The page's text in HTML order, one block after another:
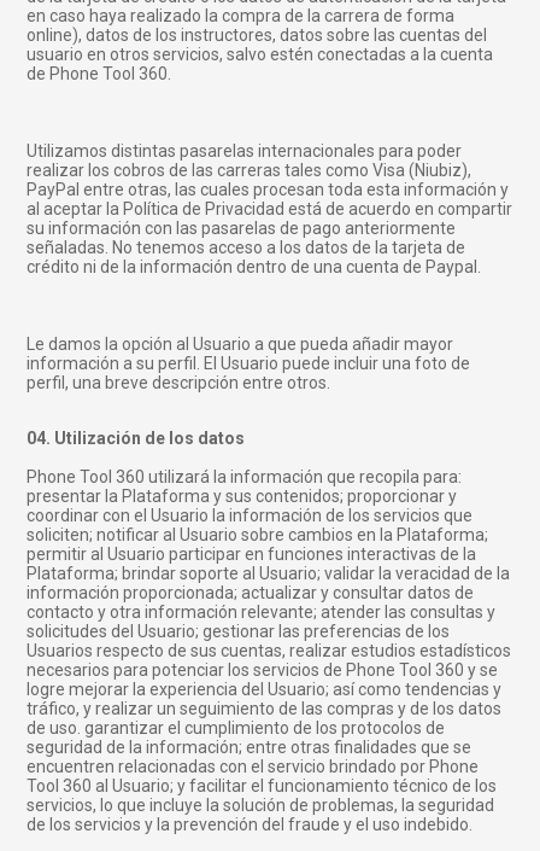
en caso haya realizado la compra de la carrera de forma
online), datos de los instructores, datos sobre las cuentas del
usuario en otros servicios, salvo estén conectadas a la cuenta
de Phone Tool 360.
Utilizamos distintas pasarelas internacionales para poder
realizar los cobros de las carreras tales como Visa (Niubiz),
PayPal entre otras, las cuales procesan toda esta información y
al aceptar la Política de Privacidad está de acuerdo en compartir
su información con las pasarelas de pago anteriormente
señaladas. No tenemos acceso a los datos de la tarjeta de
crédito ni de la información dentro de una cuenta de Paypal.
Le damos la opción al Usuario a que pueda añadir mayor
información a su perfil. El Usuario puede incluir una foto de
perfil, una breve descripción entre otros.
04. Utilización de los datos
Phone Tool 360 utilizará la información que recopila para:
presentar la Plataforma y sus contenidos; proporcionar y
coordinar con el Usuario la información de los servicios que
soliciten; notificar al Usuario sobre cambios en la Plataforma;
permitir al Usuario participar en funciones interactivas de la
Plataforma; brindar soporte al Usuario; validar la veracidad de la
información proporcionada; actualizar y consultar datos de
contacto y otra información relevante; atender las consultas y
solicitudes del Usuario; gestionar las preferencias de los
Usuarios respecto de sus cuentas, realizar estudios estadísticos
necesarios para potenciar los servicios de Phone Tool 360 y se
logre mejorar la experiencia del Usuario; así como tendencias y
tráfico, y realizar un seguimiento de las compras y de los datos
de uso. garantizar el cumplimiento de los protocolos de
seguridad de la información; entre otras finalidades que se
encuentren relacionadas con el servicio brindado por Phone
Tool 360 al Usuario; y facilitar el funcionamiento técnico de los
servicios, lo que incluye la solución de problemas, la seguridad
de los servicios y la prevención del fraude y el uso indebido.